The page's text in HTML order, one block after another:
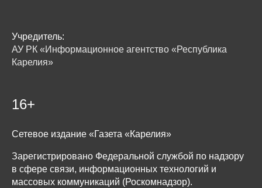
Учредитель:
АУ РК «Информационное агентство «Республика
Карелия»
16+
Сетевое издание «Газета «Карелия»
Зарегистрировано Федеральной службой по надзору
в сфере связи, информационных технологий и
массовых коммуникаций (Роскомнадзор).